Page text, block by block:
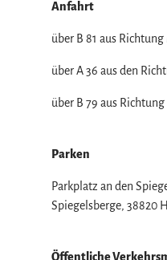
Anfahrt
über B 81 aus
über A 36 aus den
über B 79 aus
Parken
Parkplatz an den
Spiegelsberge, 38820
Öffentliche